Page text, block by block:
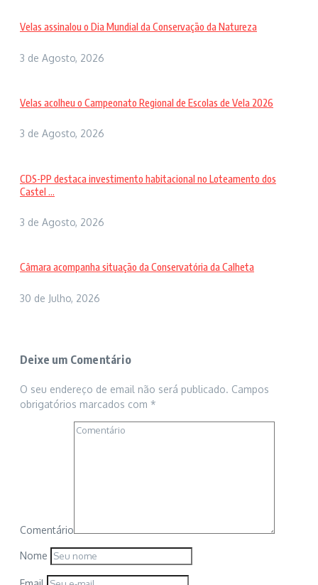
Velas assinalou o Dia Mundial da Conservação da Natureza
3 de Agosto, 2026
Velas acolheu o Campeonato Regional de Escolas de Vela 2026
3 de Agosto, 2026
CDS-PP destaca investimento habitacional no Loteamento dos
Castel ...
3 de Agosto, 2026
Câmara acompanha situação da Conservatória da Calheta
30 de Julho, 2026
Deixe um Comentário
O seu endereço de email não será publicado. Campos
obrigatórios marcados com *
Comentário
Nome